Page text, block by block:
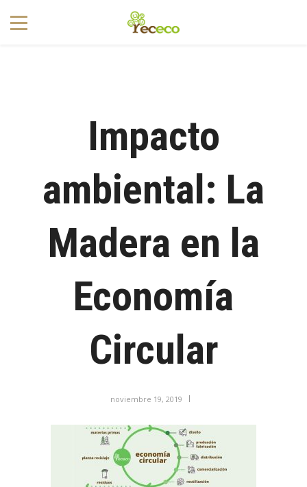
Impacto
ambiental: La
Madera en la
Economía
Circular
noviembre 19, 2019